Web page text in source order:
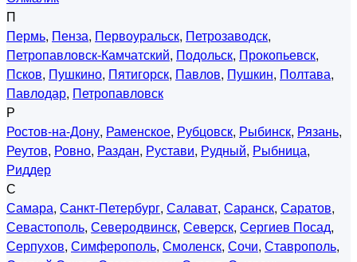
П
Пермь, Пенза, Первоуральск, Петрозаводск,
Петропавловск-Камчатский, Подольск, Прокопьевск,
Псков, Пушкино, Пятигорск, Павлов, Пушкин, Полтава,
Павлодар, Петропавловск
Р
Ростов-на-Дону, Раменское, Рубцовск, Рыбинск, Рязань,
Реутов, Ровно, Раздан, Рустави, Рудный, Рыбница,
Риддер
С
Самара, Санкт-Петербург, Салават, Саранск, Саратов,
Севастополь, Северодвинск, Северск, Сергиев Посад,
Серпухов, Симферополь, Смоленск, Сочи, Ставрополь,